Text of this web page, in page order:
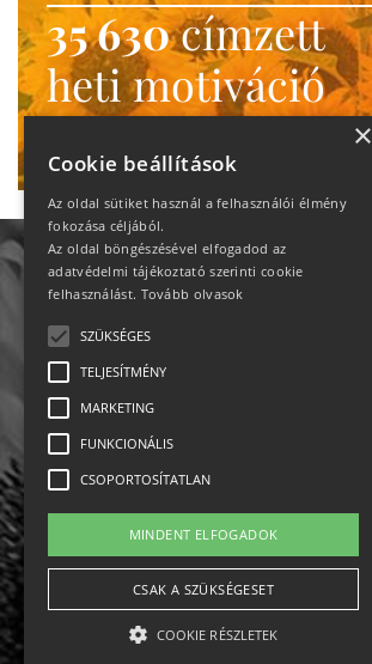
35 630címzett
heti motiváció
Ne maradj le!
Impresszum-kapcsolat
Jogi nyilatkozat
Rólunk
English
×
Cookie beállítások
Az oldal sütiket használ a felhasználói élmény
fokozása céljából.
Az oldal böngészésével elfogadod az
adatvédelmi tájékoztató szerinti cookie
felhasználást. Tovább olvasok
SZÜKSÉGES
TELJESÍTMÉNY
MARKETING
FUNKCIONÁLIS
CSOPORTOSÍTATLAN
MINDENT ELFOGADOK
CSAK A SZÜKSÉGESET
COOKIE RÉSZLETEK